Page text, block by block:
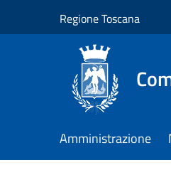
Regione Toscana
Amministrazione